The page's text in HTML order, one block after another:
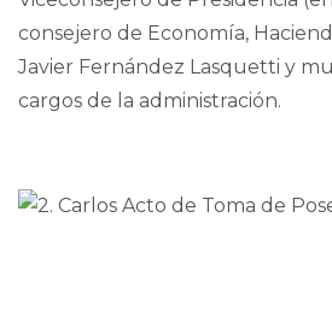
consejero de Economía,
Javier Fernández Lasquetti y
cargos de la administración.